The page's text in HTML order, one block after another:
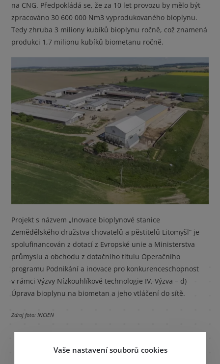
na CNG. Předpokládá se, že za 10 let provozu by mělo být
zpracováno 30 600 000 Nm3 vyprodukovaného bioplynu.
Tedy zhruba 3 miliony kubíků bioplynu ročně, což znamená
produkci 1,7 milionu kubíků biometanu ročně.
Projekt s názvem „Inovace bioplynové stanice
Zemědělského družstva chovatelů a pěstitelů Litomyšl“ je
spolufinancován z dotací z Evropské unie a Ministerstva
průmyslu a obchodu z dotačního titulu Operačního
programu Podnikání a inovace pro konkurenceschopnost
v rámci Výzvy Nízkouhlíkové technologie IV. Výzva – d)
Úprava bioplynu na biometan a jeho vtláčení do sítě.
Zdroj foto: INCIEN
Vaše nastavení souborů cookies